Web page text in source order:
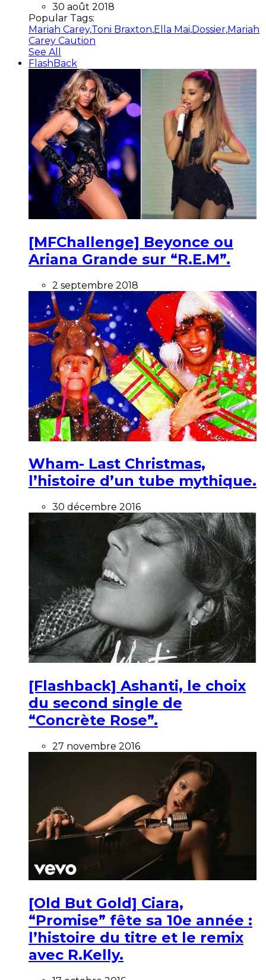
30 août 2018
Popular Tags:
Mariah Carey,Toni Braxton,Ella Mai,Dossier,Mariah
Carey Caution
See All
FlashBack
[MFChallenge] Beyonce ou
Ariana Grande sur “R.E.M”.
2 septembre 2018
Wham- Last Christmas,
l’histoire d’un tube mythique.
30 décembre 2016
[Flashback] Ashanti, le choix
du second single de
“Concrète Rose”.
27 novembre 2016
[Old But Gold] Ciara,
“Promise” fête sa 10e année :
l’histoire du titre et le remix
avec R.Kelly.